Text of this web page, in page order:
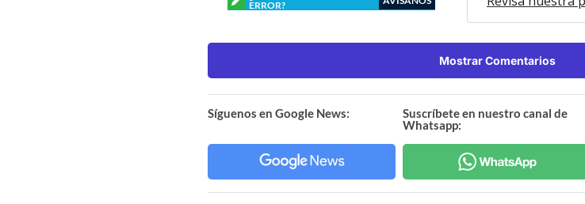
ERROR?
Mostrar Comentarios
Síguenos en Google News:
Suscríbete en nuestro canal de
Whatsapp: